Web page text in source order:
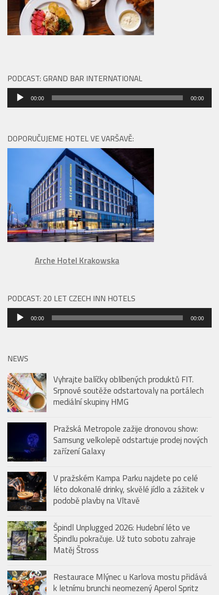
PODCAST: GRAND BAR INTERNATIONAL
Audio
přehrávač
00:00 00:00
DOPORUČUJEME HOTEL VE VARŠAVĚ:
Arche Hotel Krakowska
PODCAST: 20 LET CZECH INN HOTELS
Audio
přehrávač
00:00 00:00
NEWS
Vyhrajte balíčky oblíbených produktů FIT.
Srpnové soutěže odstartovaly na portálech
mediální skupiny HMG
Pražská Metropole zažije dronovou show:
Samsung velkolepě odstartuje prodej nových
zařízení Galaxy
V pražském Kampa Parku najdete po celé
léto dokonalé drinky, skvělé jídlo a zážitek v
podobě plavby na Vltavě
Špindl Unplugged 2026: Hudební léto ve
Špindlu pokračuje. Už tuto sobotu zahraje
Matěj Štross
Restaurace Mlýnec u Karlova mostu přidává
k letnímu brunchi neomezený Aperol Spritz